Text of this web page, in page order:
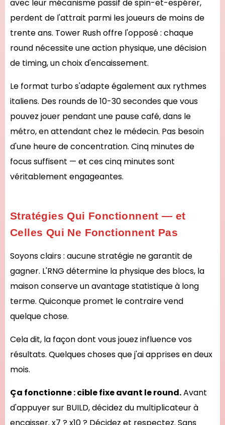
avec leur mécanisme passif de spin-et-espérer,
perdent de l'attrait parmi les joueurs de moins de
trente ans. Tower Rush offre l'opposé : chaque
round nécessite une action physique, une décision
de timing, un choix d'encaissement.
Le format turbo s'adapte également aux rythmes
italiens. Des rounds de 10-30 secondes que vous
pouvez jouer pendant une pause café, dans le
métro, en attendant chez le médecin. Pas besoin
d'une heure de concentration. Cinq minutes de
focus suffisent — et ces cinq minutes sont
véritablement engageantes.
Stratégies Qui Fonctionnent — et
Celles Qui Ne Fonctionnent Pas
Soyons clairs : aucune stratégie ne garantit de
gagner. L'RNG détermine la physique des blocs, la
maison conserve un avantage statistique à long
terme. Quiconque promet le contraire vend
quelque chose.
Cela dit, la façon dont vous jouez influence vos
résultats. Quelques choses que j'ai apprises en deux
mois.
Ça fonctionne : cible fixe avant le round.Avant
d'appuyer sur BUILD, décidez du multiplicateur à